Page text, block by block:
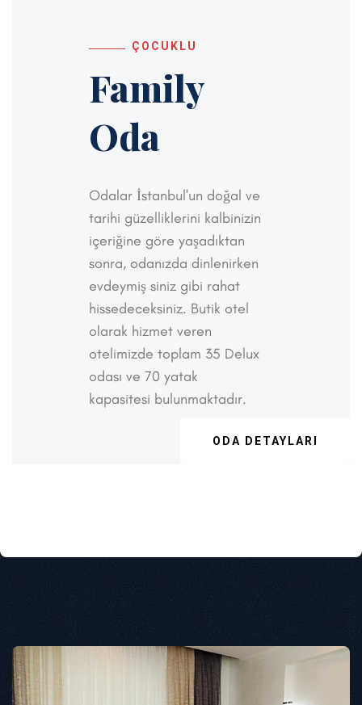
ÇOCUKLU
Family
Oda
Odalar İstanbul'un doğal ve
tarihi güzelliklerini kalbinizin
içeriğine göre yaşadıktan
sonra, odanızda dinlenirken
evdeymiş siniz gibi rahat
hissedeceksiniz. Butik otel
olarak hizmet veren
otelimizde toplam 35 Delux
odası ve 70 yatak
kapasitesi bulunmaktadır.
ODA DETAYLARI